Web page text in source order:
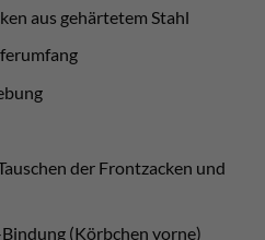
aus gehärtetem Stahl
der Frontzacken und
(Körbchen vorne)